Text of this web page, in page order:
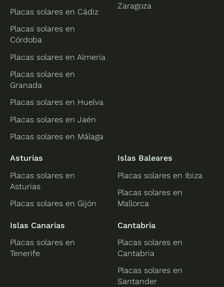
Placas solares en Cádiz
Placas solares en
Córdoba
Placas solares en Almería
Placas solares en
Granada
Placas solares en Huelva
Placas solares en Jaén
Placas solares en Málaga
Zaragoza
Asturias
Placas solares en
Asturias
Placas solares en Gijón
Islas Baleares
Placas solares en Ibiza
Placas solares en
Mallorca
Islas Canarias
Placas solares en
Tenerife
Cantabria
Placas solares en
Cantabria
Placas solares en
Santander